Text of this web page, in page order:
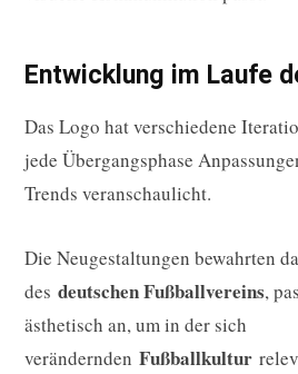
Entwicklung im Laufe
Das Logo hat verschiedene
jede Übergangsphase
Trends veranschaulicht.
Die Neugestaltungen bewahrten
des deutschen Fußballvereins,
ästhetisch an, um in der sich
verändernden Fußballkultur